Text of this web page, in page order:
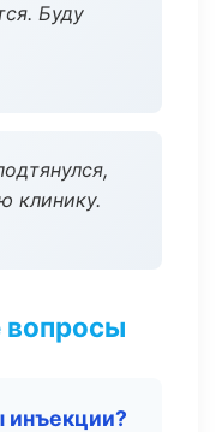
Буду
клинику.
вопросы
инъекции?